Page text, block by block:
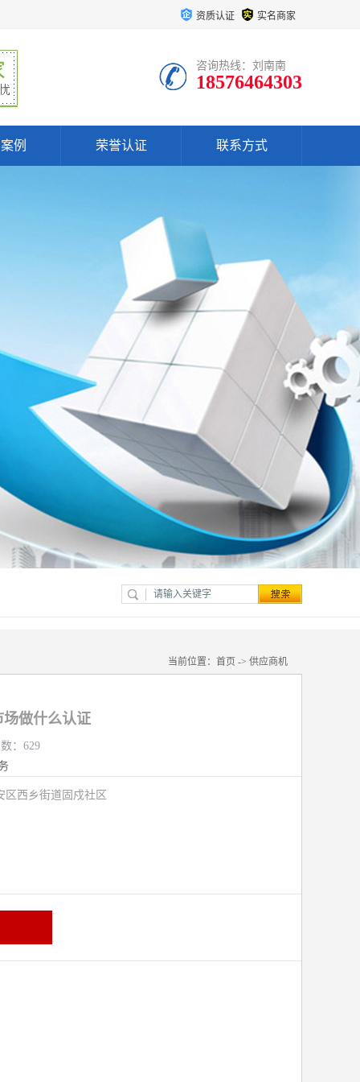
资质认证 实名商家
咨询热线：刘南南
18576464303
例 荣誉认证 联系方式
当前位置： 首页 -> 供应商机
做什么认证
：629
区西乡街道固戍社区